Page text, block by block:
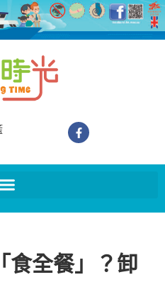
食全餐」？卸